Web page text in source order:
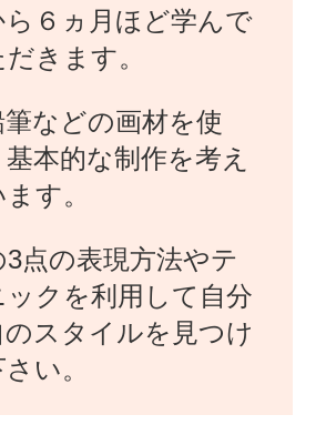
ら６ヵ月ほど学んで
きます。
筆などの画材を使
基本的な制作を考え
す。
3点の表現方法やテ
ックを利用して自分
のスタイルを見つけ
い。